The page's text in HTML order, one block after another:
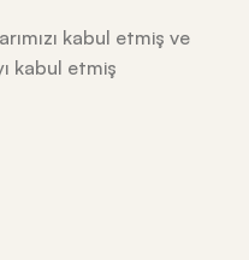
kabul etmiş ve
kabul etmiş